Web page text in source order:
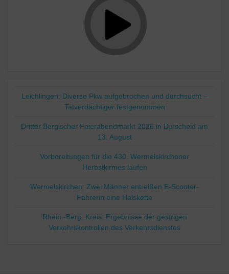
Leichlingen: Diverse Pkw aufgebrochen und durchsucht –
Tatverdächtiger festgenommen
Dritter Bergischer Feierabendmarkt 2026 in Burscheid am
13. August
Vorbereitungen für die 430. Wermelskirchener
Herbstkirmes laufen
Wermelskirchen: Zwei Männer entreißen E-Scooter-
Fahrerin eine Halskette
Rhein.-Berg. Kreis: Ergebnisse der gestrigen
Verkehrskontrollen des Verkehrsdienstes